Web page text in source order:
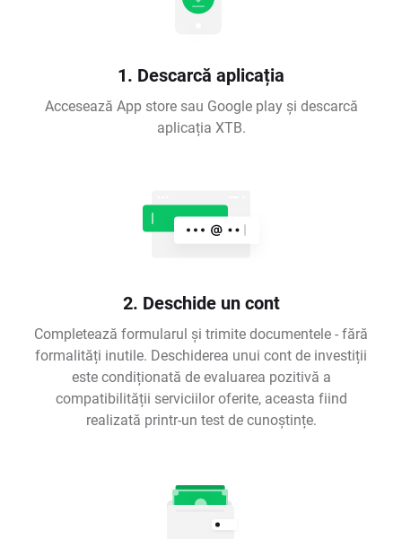
1. Descarcă aplicația
Accesează App store sau Google play și descarcă
aplicația XTB.
2. Deschide un cont
Completează formularul și trimite documentele - fără
formalități inutile. Deschiderea unui cont de investiții
este condiționată de evaluarea pozitivă a
compatibilității serviciilor oferite, aceasta fiind
realizată printr-un test de cunoștințe.